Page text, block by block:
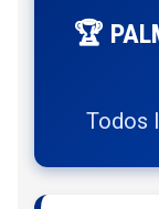
🏆
Todos